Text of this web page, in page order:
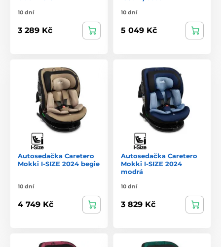
10 dní
3 289 Kč
10 dní
5 049 Kč
Autosedačka Caretero
Mokki I-SIZE 2024 begie
10 dní
4 749 Kč
Autosedačka Caretero
Mokki I-SIZE 2024
modrá
10 dní
3 829 Kč